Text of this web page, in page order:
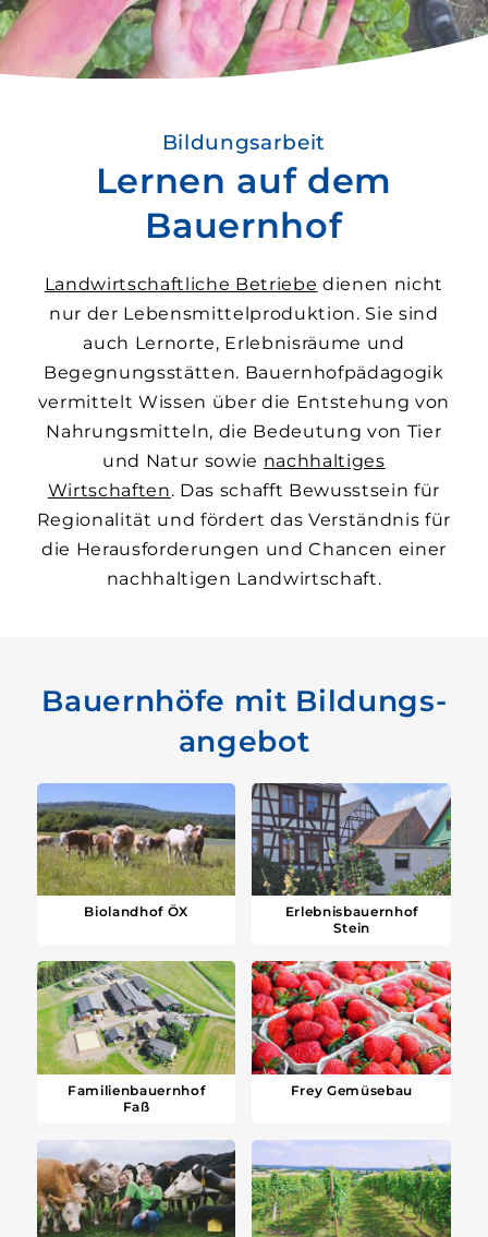
Bildungsarbeit
Lernen auf dem
Bauernhof
Landwirtschaftliche Betriebe dienen nicht
nur der Lebensmittel­produktion. Sie sind
auch Lern­orte, Erlebnis­räume und
Begegnungs­stätten. Bauernhof­pädagogik
vermittelt Wissen über die Entstehung von
Nahrungs­mitteln, die Bedeutung von Tier
und Natur sowie nach­haltiges
Wirtschaften. Das schafft Bewusst­sein für
Regionalität und fördert das Verständnis für
die Heraus­forderungen und Chancen einer
nach­haltigen Land­wirtschaft.
Bauernhöfe mit Bildungs­
angebot
Biolandhof ÖX
Erlebnisbauernhof
Stein
Familienbauernhof
Faß
Frey Gemüsebau